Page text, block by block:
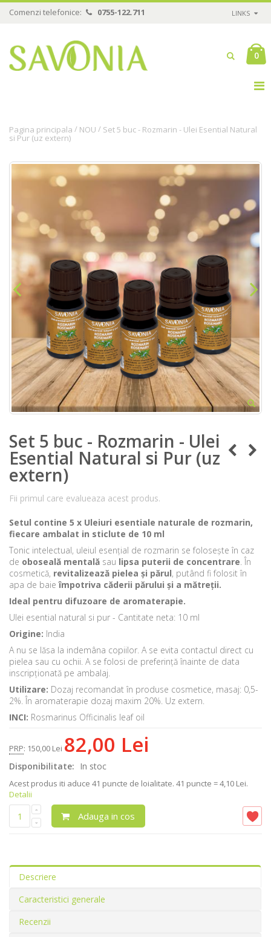
Comenzi telefonice: 0755-122.711 LINKS
0
Pagina principala / NOU / Set 5 buc - Rozmarin - Ulei Esential Natural
si Pur (uz extern)
Set 5 buc - Rozmarin - Ulei
Esential Natural si Pur (uz
extern)
Fii primul care evalueaza acest produs.
Setul contine 5 x Uleiuri esentiale naturale de rozmarin,
fiecare ambalat in sticlute de 10 ml
Tonic intelectual, uleiul esențial de rozmarin se folosește în caz
de oboseală mentală sau lipsa puterii de concentrare. În
cosmetică, revitalizează pielea și părul, putând fi folosit în
apa de baieîmpotriva căderii părului și a mătreții.
Ideal pentru difuzoare de aromaterapie.
Ulei esential natural si pur - Cantitate neta: 10 ml
Origine: India
A nu se lăsa la indemâna copiilor. A se evita contactul direct cu
pielea sau cu ochii. A se folosi de preferință înainte de data
inscripționată pe ambalaj.
Utilizare: Dozaj recomandat în produse cosmetice, masaj: 0,5-
2%. În aromaterapie dozaj maxim 20%. Uz extern.
INCI: Rosmarinus Officinalis leaf oil
PRP: 150,00 Lei 82,00 Lei
Disponibilitate: In stoc
Acest produs iti aduce 41 puncte de loialitate. 41 puncte = 4,10 Lei.
Detalii
Adauga in cos
Descriere
Caracteristici generale
Recenzii